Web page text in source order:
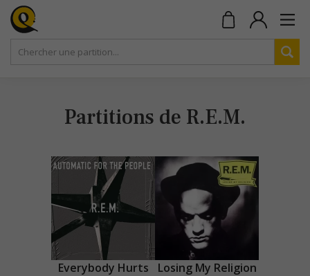
Partitions de R.E.M.
Everybody Hurts Losing My Religion